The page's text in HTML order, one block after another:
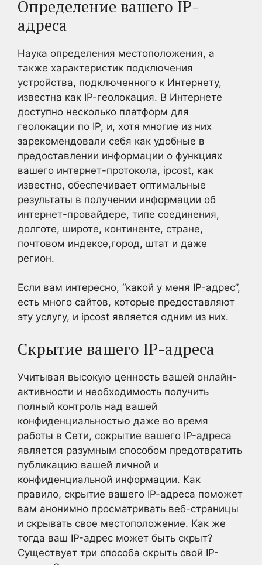
Определение вашего IP-
адреса
Наука определения местоположения, а
также характеристик подключения
устройства, подключенного к Интернету,
известна как IP-геолокация. В Интернете
доступно несколько платформ для
геолокации по IP, и, хотя многие из них
зарекомендовали себя как удобные в
предоставлении информации о функциях
вашего интернет-протокола, ipcost, как
известно, обеспечивает оптимальные
результаты в получении информации об
интернет-провайдере, типе соединения,
долготе, широте, континенте, стране,
почтовом индексе,город, штат и даже
регион.
Если вам интересно, “какой у меня IP-адрес”,
есть много сайтов, которые предоставляют
эту услугу, и ipcost является одним из них.
Скрытие вашего IP-адреса
Учитывая высокую ценность вашей онлайн-
активности и необходимость получить
полный контроль над вашей
конфиденциальностью даже во время
работы в Сети, сокрытие вашего IP-адреса
является разумным способом предотвратить
публикацию вашей личной и
конфиденциальной информации. Как
правило, скрытие вашего IP-адреса поможет
вам анонимно просматривать веб-страницы
и скрывать свое местоположение. Как же
тогда ваш IP-адрес может быть скрыт?
Существует три способа скрыть свой IP-